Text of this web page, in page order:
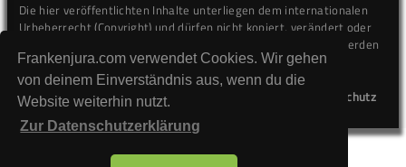
Frankenjura.com verwendet Cookies. Wir gehen
von deinem Einverständnis aus, wenn du die
Website weiterhin nutzt.
Zur Datenschutzerklärung
Die hier veröffentlichten Inhalte unterliegen dem internationalen
Urheberrecht (Copyright) und dürfen nicht kopiert, verändert oder
unverändert wiederveröffentlicht werden. Gegen Verstöße werden
wir auf juristischem Wege vorgehen.
Datenschutz